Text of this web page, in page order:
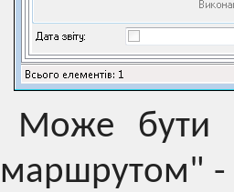
Може бути
маршрутом" -